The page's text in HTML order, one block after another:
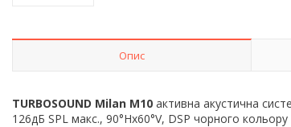
Опис
TURBOSOUND Milan M10 активна акустична
126дБ SPL макс., 90°Hx60°V, DSP чорного кольору